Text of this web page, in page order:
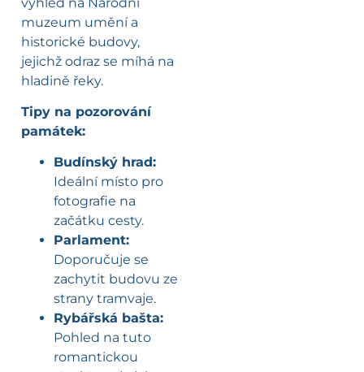
muzeum umění a
historické budovy,
jejichž odraz se míhá na
hladině řeky.
Tipy na pozorování
památek:
Budínský hrad:
Ideální místo pro
fotografie na
začátku cesty.
Parlament:
Doporučuje se
zachytit budovu ze
strany tramvaje.
Rybářská bašta:
Pohled na tuto
romantickou